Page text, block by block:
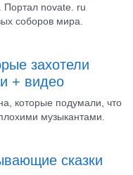
Портал novate. ru
соборов мира.
захотели
+ видео
которые подумали, что
музыкантами.
сказки